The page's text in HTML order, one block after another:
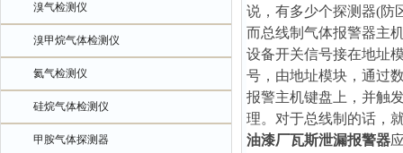
溴气检测仪
溴甲烷气体检测仪
氦气检测仪
硅烷气体检测仪
甲胺气体探测器
说，有多少个探测器(防
而总线制气体报警器主
设备开关信号接在地址
号，由地址模块，通过
报警主机键盘上，并触
理。对于总线制的话，
油漆厂瓦斯泄漏报警器